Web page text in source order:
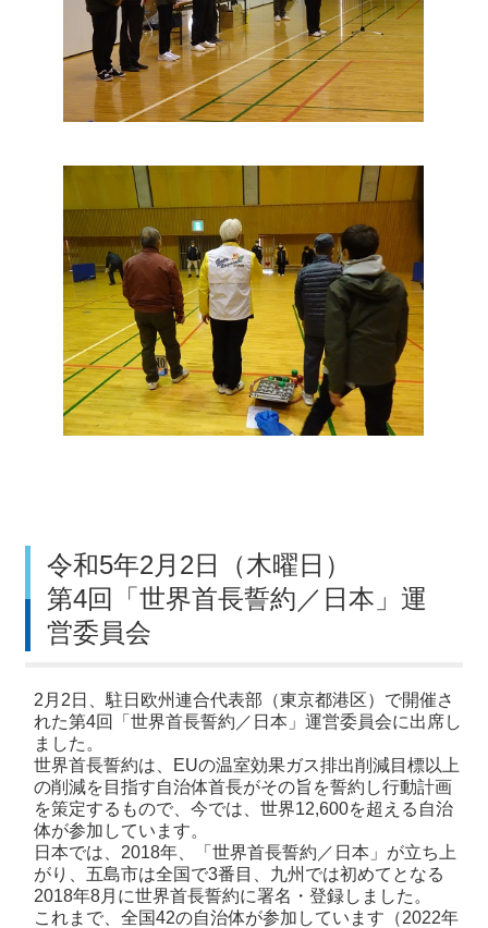
令和5年2月2日（木曜日）
第4回「世界首長誓約／日本」運
営委員会
2月2日、駐日欧州連合代表部（東京都港区）で開催さ
れた第4回「世界首長誓約／日本」運営委員会に出席し
ました。
世界首長誓約は、EUの温室効果ガス排出削減目標以上
の削減を目指す自治体首長がその旨を誓約し行動計画
を策定するもので、今では、世界12,600を超える自治
体が参加しています。
日本では、2018年、「世界首長誓約／日本」が立ち上
がり、五島市は全国で3番目、九州では初めてとなる
2018年8月に世界首長誓約に署名・登録しました。
これまで、全国42の自治体が参加しています（2022年